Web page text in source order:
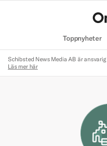
Toppnyheter
Schibsted News Media AB är
Läs mer här